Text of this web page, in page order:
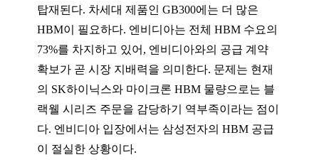
탑재된다. 차세대 제품인 GB300에는 더 많은
HBM이 필요하다. 엔비디아는 전체 HBM 수요의
73%를 차지하고 있어, 엔비디아와의 공급 계약
확보가 곧 시장 지배력을 의미한다. 문제는 현재
의 SK하이닉스와 마이크론 HBM 물량으로는 블
랙웰 시리즈 주문을 감당하기 역부족이라는 점이
다. 엔비디아 입장에서는 삼성전자의 HBM 공급
이 절실한 상황이다.